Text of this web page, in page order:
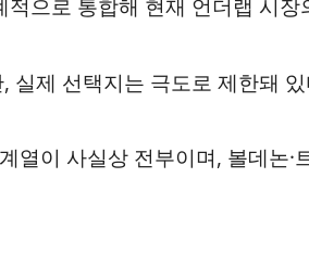
으로 통합해 현재 언더랩 시
실제 선택지는 극도로 제한돼
열이 사실상 전부이며, 볼데논·